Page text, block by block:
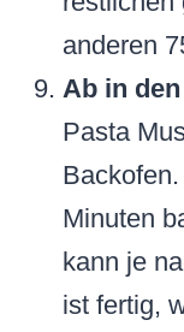
anderen
Ab in
Pasta
Minuten
kann je
ist fertig,